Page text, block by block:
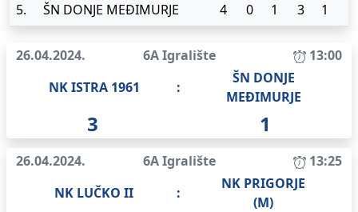
5.
ŠN DONJE MEĐIMURJE 4 0 1 3 1
26.04.2024. 6A Igralište
13:00
NK ISTRA 1961
:
ŠN DONJE
MEĐIMURJE
3 1
26.04.2024. 6A Igralište
13:25
NK LUČKO II
:
NK PRIGORJE
(M)